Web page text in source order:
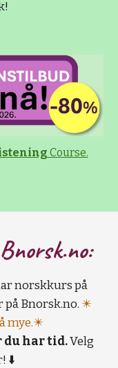
Course.
norsk.no:
norskkurs på
på Bnorsk.no. ✴️
mye.✴️
har tid.Velg
⬇️